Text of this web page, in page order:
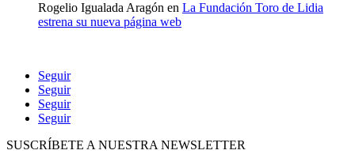
Rogelio Igualada Aragón en La Fundación Toro de Lidia
estrena su nueva página web
Seguir
Seguir
Seguir
Seguir
SUSCRÍBETE A NUESTRA NEWSLETTER